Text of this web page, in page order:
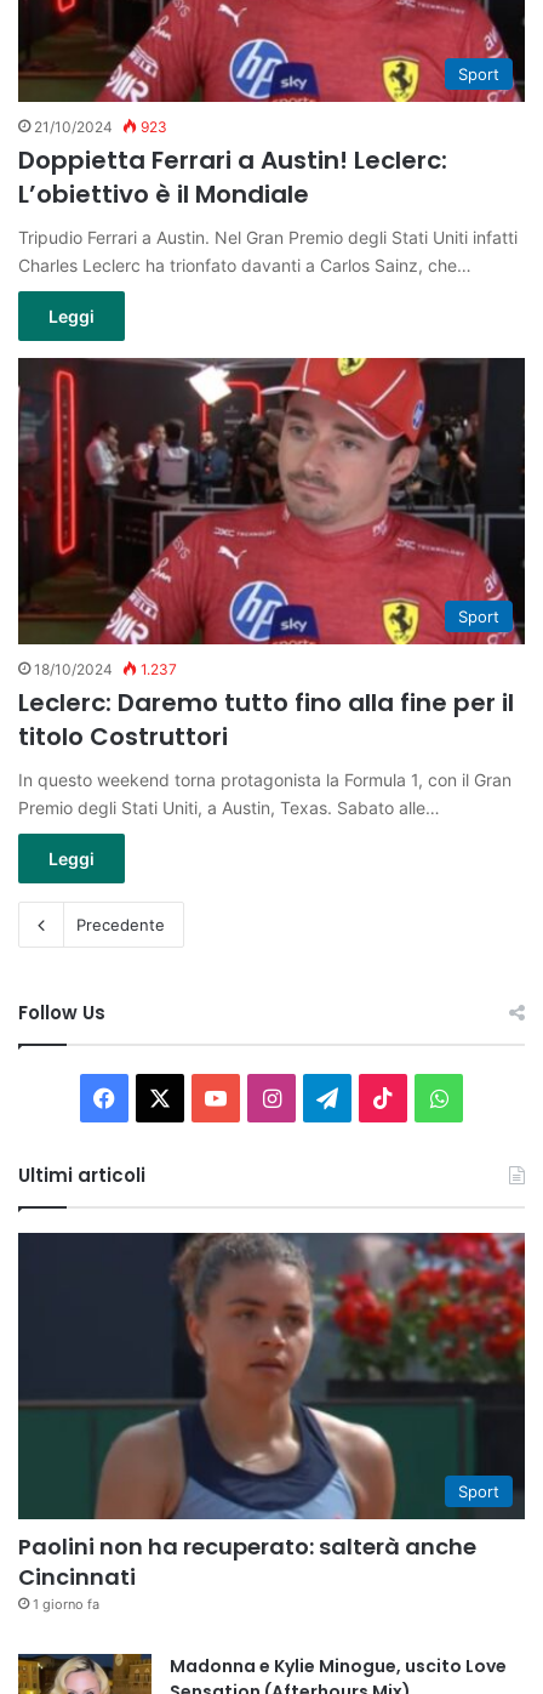
Sport
21/10/2024 923
Doppietta Ferrari a Austin! Leclerc:
L’obiettivo è il Mondiale
Tripudio Ferrari a Austin. Nel Gran Premio degli Stati Uniti infatti
Charles Leclerc ha trionfato davanti a Carlos Sainz, che…
Leggi
Sport
18/10/2024 1.237
Leclerc: Daremo tutto fino alla fine per il
titolo Costruttori
In questo weekend torna protagonista la Formula 1, con il Gran
Premio degli Stati Uniti, a Austin, Texas. Sabato alle…
Leggi
Precedente
Follow Us
Facebook You InstagramTelegram
TikTok
Ultimi articoli
Sport
Paolini non ha recuperato: salterà anche
Cincinnati
1 giorno fa
Madonna e Kylie Minogue, uscito Love